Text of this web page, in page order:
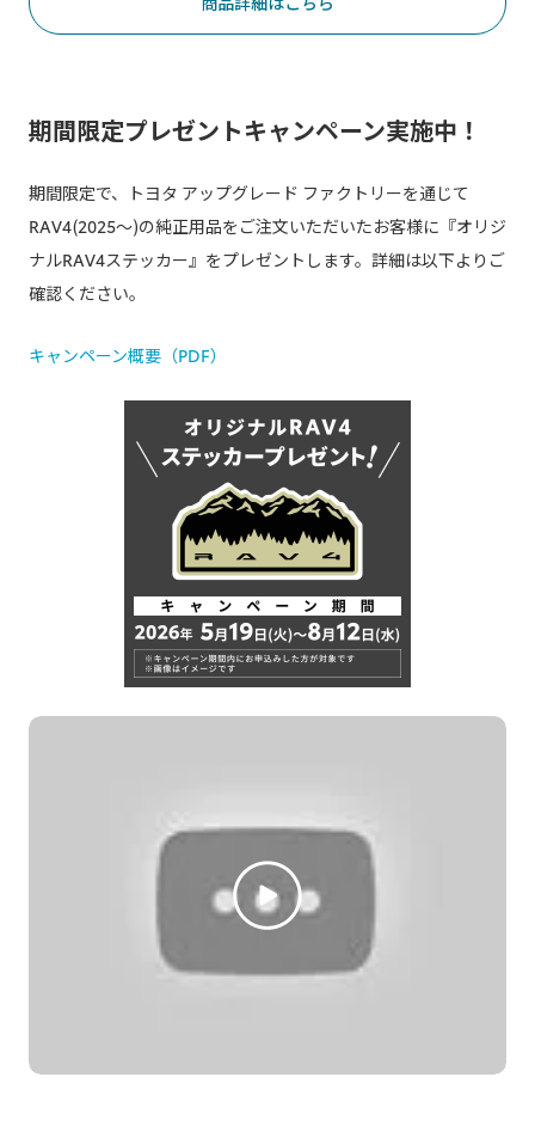
期間限定プレゼントキャンペーン実施中！
期間限定で、トヨタ アップグレード ファクトリーを通じて
RAV4(2025～)の純正用品をご注文いただいたお客様に『オリジ
ナルRAV4ステッカー』をプレゼントします。詳細は以下よりご
確認ください。​
キャンペーン概要（PDF）